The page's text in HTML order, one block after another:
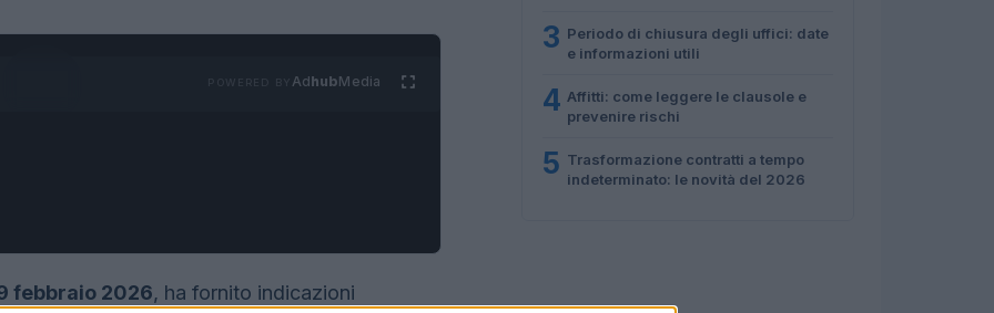
AdhubMedia
febbraio 2026, ha fornito indicazioni
3 Periodo di chiusura degli uffici: date
e informazioni utili
4 Affitti: come leggere le clausole e
prevenire rischi
5 Trasformazione contratti a tempo
indeterminato: le novità del 2026